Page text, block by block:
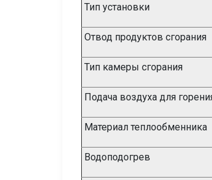
Тип установки
Отвод продуктов сгорания
Тип камеры сгорания
Подача воздуха для
Материал теплообменника
Водоподогрев